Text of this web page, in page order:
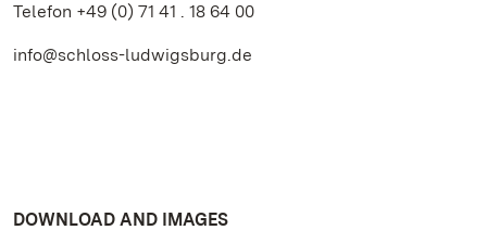
Telefon +49 (0) 71 41 . 18 64 00
info@schloss-ludwigsburg.de
DOWNLOAD AND IMAGES